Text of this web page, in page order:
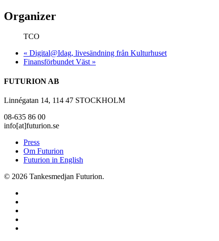
Organizer
TCO
« Digital@Idag, livesändning från Kulturhuset
Finansförbundet Väst »
FUTURION AB
Linnégatan 14, 114 47 STOCKHOLM
08-635 86 00
info[at]futurion.se
Press
Om Futurion
Futurion in English
© 2026 Tankesmedjan Futurion.